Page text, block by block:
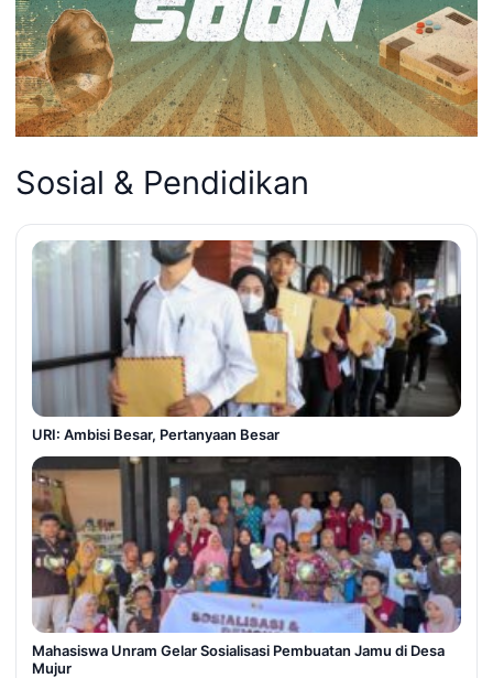
Sosial & Pendidikan
URI: Ambisi Besar, Pertanyaan Besar
Mahasiswa Unram Gelar Sosialisasi Pembuatan Jamu di Desa
Mujur